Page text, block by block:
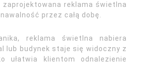
reklama świetlna
przez całą dobę.
reklama świetlna nabiera
lub budynek staje się widoczny z
ułatwia klientom odnalezienie